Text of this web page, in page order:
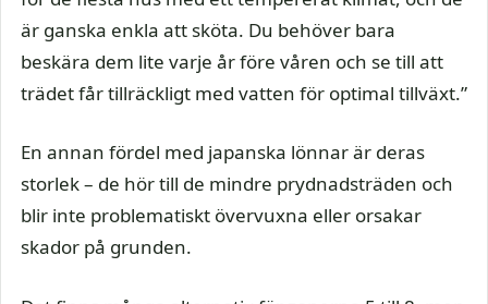
är ganska enkla att sköta. Du behöver bara
beskära dem lite varje år före våren och se till att
trädet får tillräckligt med vatten för optimal tillväxt.”
En annan fördel med japanska lönnar är deras
storlek – de hör till de mindre prydnadsträden och
blir inte problematiskt övervuxna eller orsakar
skador på grunden.